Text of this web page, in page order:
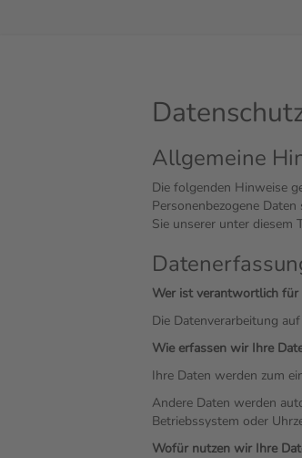
Allgemeine
Die folgenden Hinweise
Personenbezogene
Sie unserer unter diesem
Wer ist verantwortlich für
Die Datenverarbeitung
Wie erfassen wir Ihre
Ihre Daten werden zum
Andere Daten werden
Betriebssystem oder
Wofür nutzen wir Ihre